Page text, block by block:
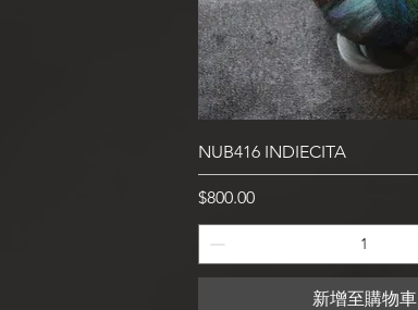
快速瀏覽
NUB416 INDIECITA
價格
$800.00
新增至購物車